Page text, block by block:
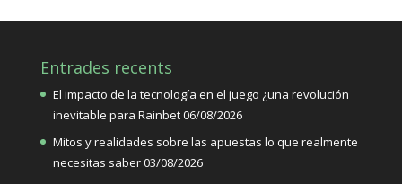
Entrades recents
El impacto de la tecnología en el juego ¿una revolución
inevitable para Rainbet06/08/2026
Mitos y realidades sobre las apuestas lo que realmente
necesitas saber03/08/2026